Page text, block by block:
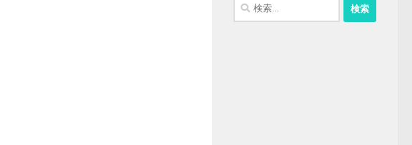
検
索: